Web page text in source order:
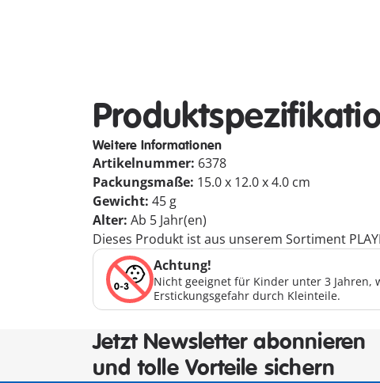
Weitere Informationen
Artikelnummer: 6378
Packungsmaße: 15.0 x 12.0 x 4.0 cm
Gewicht: 45 g
Alter: Ab 5 Jahr(en)
Dieses Produkt ist aus unserem Sortiment
Achtung!
Nicht geeignet für Kinder unter 3 Jahren,
Erstickungsgefahr durch Kleinteile.
Jetzt Newsletter abonnieren
und tolle Vorteile sichern